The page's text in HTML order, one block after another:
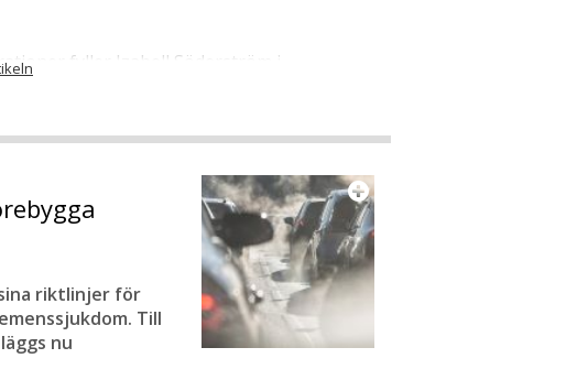
fyller Izabell Söderström i.
Verksamheten drivs av ungdomar
och måltider. Bakgrunden är att det
Dessutom har
uppfattat måltidssituationen.
förbättringsåtgårder, säger Stefan
riktlinjer för
Till
nu